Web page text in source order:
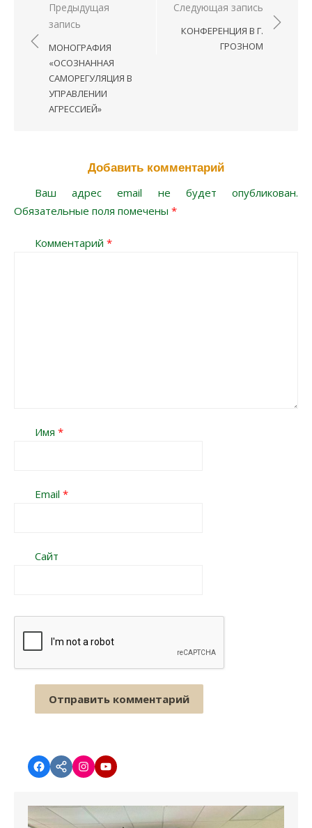
Навигация
по
записям
Предыдущая
запись
МОНОГРАФИЯ
«ОСОЗНАННАЯ
САМОРЕГУЛЯЦИЯ В
УПРАВЛЕНИИ
АГРЕССИЕЙ»
Следующая запись
КОНФЕРЕНЦИЯ В Г.
ГРОЗНОМ
Добавить комментарий
Ваш адрес email не будет опубликован.
Обязательные поля помечены *
Комментарий *
Имя *
Email *
Сайт
Facebook
vk.cominstagram.com
YouTube